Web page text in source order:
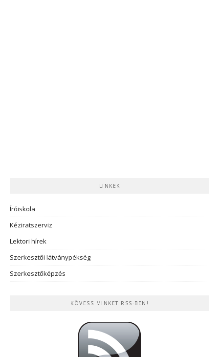
LINKEK
Íróiskola
Kéziratszerviz
Lektori hírek
Szerkesztői látványpékség
Szerkesztőképzés
KÖVESS MINKET RSS-BEN!